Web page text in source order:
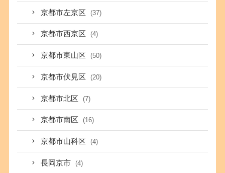
京都市左京区 (37)
京都市西京区 (4)
京都市東山区 (50)
京都市伏見区 (20)
京都市北区 (7)
京都市南区 (16)
京都市山科区 (4)
長岡京市 (4)